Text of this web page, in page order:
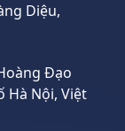
Diệu,
Đạo
Hà Nội, Việt